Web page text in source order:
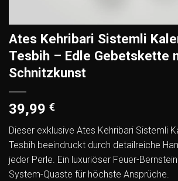
Ates Kehribari Sistemli
Tesbih – Edle Gebetskette
Schnitzkunst
39,99 €
Dieser exklusive Ates Kehribari Sistemli
Tesbih beeindruckt durch detailreiche
jeder Perle. Ein luxuriöser Feuer-
System-Quaste für höchste Ansprüche.